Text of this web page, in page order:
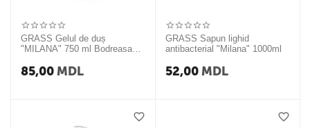
GRASS Gelul de duș
"MILANA" 750 ml Bodreasaea
85,00 MDL
GRASS Sapun lighid
antibacterial "Milana" 1000ml
52,00 MDL